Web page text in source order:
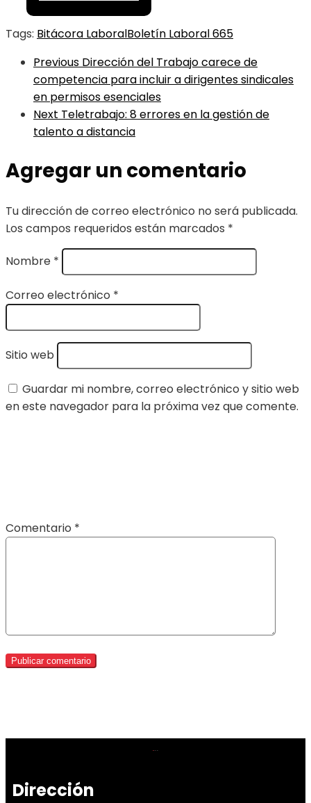
Tags: Bitácora LaboralBoletín Laboral 665
Previous Dirección del Trabajo carece de
competencia para incluir a dirigentes sindicales
en permisos esenciales
Next Teletrabajo: 8 errores en la gestión de
talento a distancia
Agregar un comentario
Tu dirección de correo electrónico no será publicada.
Los campos requeridos están marcados *
Nombre *
Correo electrónico *
Sitio web
Guardar mi nombre, correo electrónico y sitio web
en este navegador para la próxima vez que comente.
Comentario *
Dirección